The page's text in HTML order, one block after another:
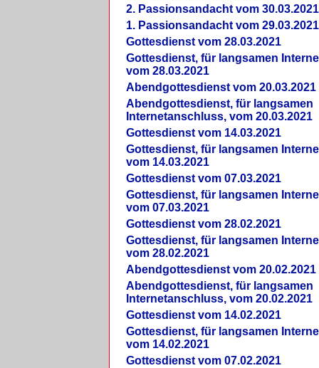
2. Passionsandacht vom 30.03.2021
1. Passionsandacht vom 29.03.2021
Gottesdienst vom 28.03.2021
Gottesdienst, für langsamen
vom 28.03.2021
Abendgottesdienst vom 20.03.2021
Abendgottesdienst, für langsamen
Internetanschluss, vom 20.03.2021
Gottesdienst vom 14.03.2021
Gottesdienst, für langsamen
vom 14.03.2021
Gottesdienst vom 07.03.2021
Gottesdienst, für langsamen
vom 07.03.2021
Gottesdienst vom 28.02.2021
Gottesdienst, für langsamen
vom 28.02.2021
Abendgottesdienst vom 20.02.2021
Abendgottesdienst, für langsamen
Internetanschluss, vom 20.02.2021
Gottesdienst vom 14.02.2021
Gottesdienst, für langsamen
vom 14.02.2021
Gottesdienst vom 07.02.2021